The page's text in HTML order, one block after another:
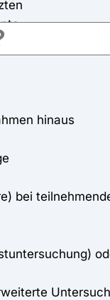
hinaus
bei